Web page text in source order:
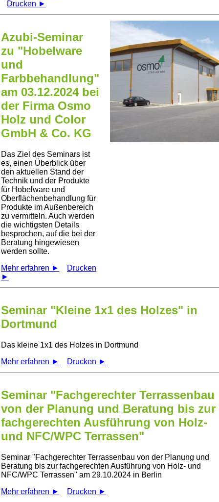
Drucken ►
Azubi-Seminar
zu "Hobelware
und
Farbbehandlung"
am 03.12.2024 bei
der Firma Osmo
Holz und Color
GmbH & Co. KG
Das Ziel des Seminars ist
es, einen Überblick über
den aktuellen Stand der
Technik und der Produkte
für Hobelware und
Oberflächenbehandlung für
Produkte im Außenbereich
zu vermitteln. Auch werden
die wichtigsten Details
besprochen, auf die bei der
Beratung hingewiesen
werden sollte.
Mehr erfahren ►
Drucken
►
Seminar "Kleine 1x1 des Holzes" in
Dortmund
Das kleine 1x1 des Holzes in Dortmund
Mehr erfahren ►
Drucken ►
Seminar "Fachgerechter Terrassenbau
von der Planung und Beratung bis zur
fachgerechten Ausführung von Holz-
und NFC/WPC Terrassen"
Seminar
Fachgerechter Terrassenbau von der Planung und
Beratung bis zur fachgerechten Ausführung von Holz- und
NFC/WPC Terrassen
am 29.10.2024 in Berlin
Mehr erfahren ►
Drucken ►